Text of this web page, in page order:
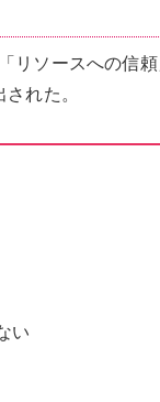
リソースへの信
れた。
い